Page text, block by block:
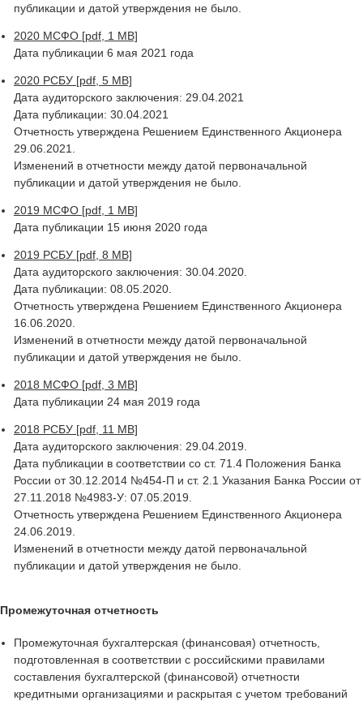
публикации и датой утверждения не было.
2020 МСФО [pdf, 1 MB]
Дата публикации 6 мая 2021 года
2020 РСБУ [pdf, 5 MB]
Дата аудиторского заключения: 29.04.2021
Дата публикации: 30.04.2021
Отчетность утверждена Решением Единственного Акционера
29.06.2021.
Изменений в отчетности между датой первоначальной
публикации и датой утверждения не было.
2019 МСФО [pdf, 1 MB]
Дата публикации 15 июня 2020 года
2019 РСБУ [pdf, 8 MB]
Дата аудиторского заключения: 30.04.2020.
Дата публикации: 08.05.2020.
Отчетность утверждена Решением Единственного Акционера
16.06.2020.
Изменений в отчетности между датой первоначальной
публикации и датой утверждения не было.
2018 МСФО [pdf, 3 MB]
Дата публикации 24 мая 2019 года
2018 РСБУ [pdf, 11 MB]
Дата аудиторского заключения: 29.04.2019.
Дата публикации в соответствии со ст. 71.4 Положения Банка
России от 30.12.2014 №454-П и ст. 2.1 Указания Банка России от
27.11.2018 №4983-У: 07.05.2019.
Отчетность утверждена Решением Единственного Акционера
24.06.2019.
Изменений в отчетности между датой первоначальной
публикации и датой утверждения не было.
Промежуточная отчетность
Промежуточная бухгалтерская (финансовая) отчетность,
подготовленная в соответствии с российскими правилами
составления бухгалтерской (финансовой) отчетности
кредитными организациями и раскрытая с учетом требований